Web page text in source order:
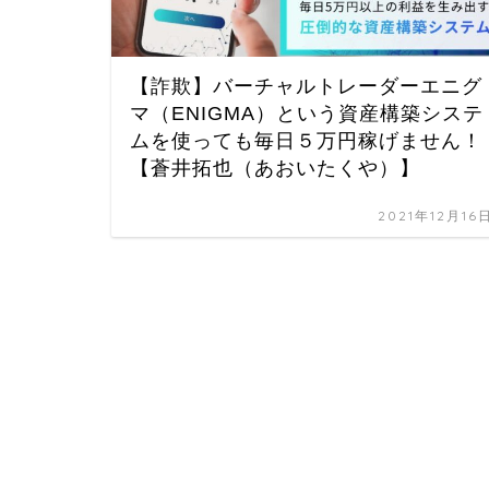
【詐欺】バーチャルトレーダーエニグ
マ（ENIGMA）という資産構築システ
ムを使っても毎日５万円稼げません！
【蒼井拓也（あおいたくや）】
2021年12月16